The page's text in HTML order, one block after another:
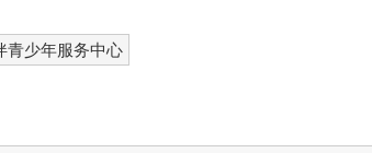
青少年服务中心